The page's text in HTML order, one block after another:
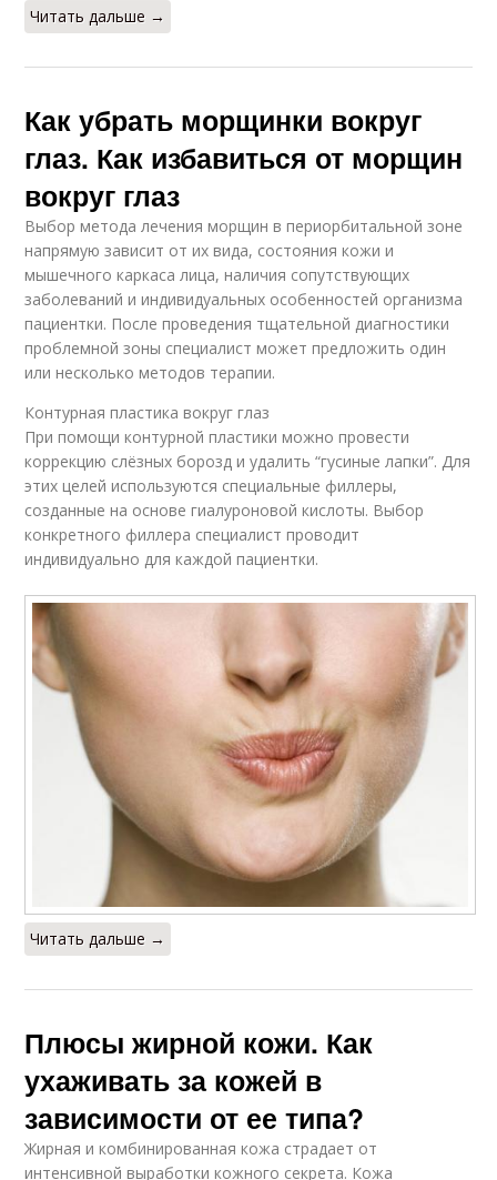
Читать дальше →
Как убрать морщинки вокруг
глаз. Как избавиться от морщин
вокруг глаз
Выбор метода лечения морщин в периорбитальной зоне
напрямую зависит от их вида, состояния кожи и
мышечного каркаса лица, наличия сопутствующих
заболеваний и индивидуальных особенностей организма
пациентки. После проведения тщательной диагностики
проблемной зоны специалист может предложить один
или несколько методов терапии.
Контурная пластика вокруг глаз
При помощи контурной пластики можно провести
коррекцию слёзных борозд и удалить “гусиные лапки”. Для
этих целей используются специальные филлеры,
созданные на основе гиалуроновой кислоты. Выбор
конкретного филлера специалист проводит
индивидуально для каждой пациентки.
Читать дальше →
Плюсы жирной кожи. Как
ухаживать за кожей в
зависимости от ее типа?
Жирная и комбинированная кожа страдает от
интенсивной выработки кожного секрета. Кожа